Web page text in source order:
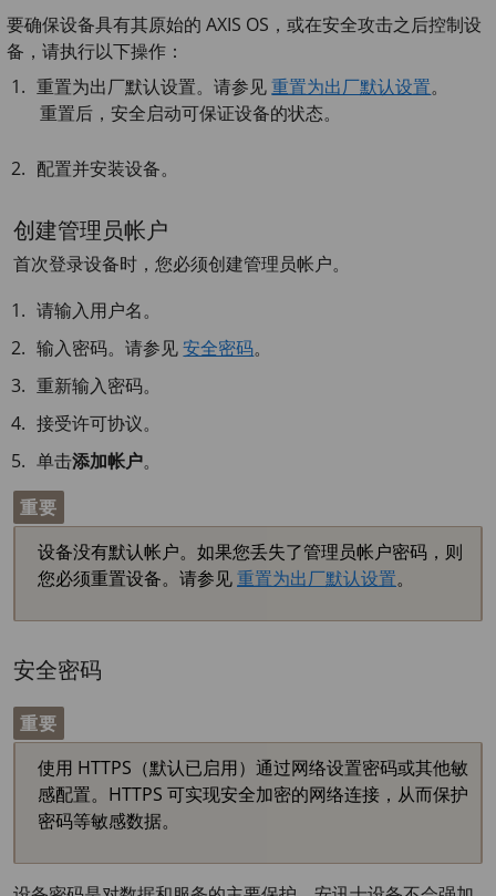
要确保设备具有其原始的 AXIS OS，或在安全攻击之后控制设
备，请执行以下操作：
重置为出厂默认设置。请参见重置为出厂默认设置。
重置后，安全启动可保证设备的状态。
配置并安装设备。
创建管理员帐户
首次登录设备时，您必须创建管理员帐户。
请输入用户名。
输入密码。请参见安全密码。
重新输入密码。
接受许可协议。
单击添加帐户。
重要
设备没有默认帐户。如果您丢失了管理员帐户密码，则
您必须重置设备。请参见重置为出厂默认设置。
安全密码
重要
使用 HTTPS（默认已启用）通过网络设置密码或其他敏
感配置。HTTPS 可实现安全加密的网络连接，从而保护
密码等敏感数据。